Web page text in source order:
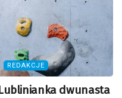
REDAKCJE
dwunasta